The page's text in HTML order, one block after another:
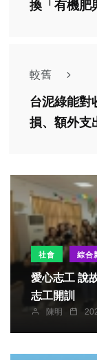
換「有機肥
較舊
台泥綠能對
損、額外支
社會 綜合
愛心志工 說
志工開訓
陳明